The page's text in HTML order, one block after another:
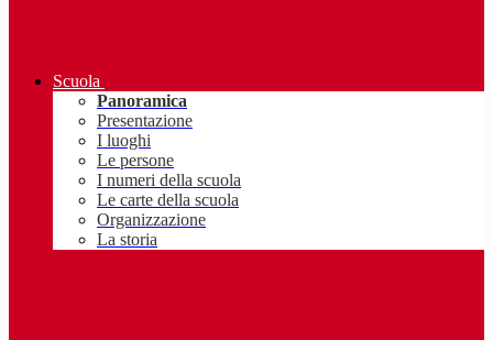
Scuola
Panoramica
Presentazione
I luoghi
Le persone
I numeri della scuola
Le carte della scuola
Organizzazione
La storia